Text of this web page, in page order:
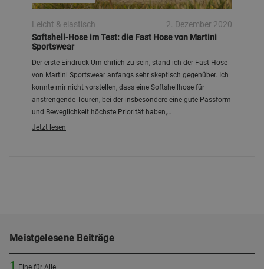
Leicht & elastisch
2. Dezember 2020
Softshell-Hose im Test: die Fast Hose von Martini
Sportswear
Der erste Eindruck Um ehrlich zu sein, stand ich der Fast Hose
von Martini Sportswear anfangs sehr skeptisch gegenüber. Ich
konnte mir nicht vorstellen, dass eine Softshellhose für
anstrengende Touren, bei der insbesondere eine gute Passform
und Beweglichkeit höchste Priorität haben,…
Jetzt lesen
Meistgelesene Beiträge
1
Eine für Alle